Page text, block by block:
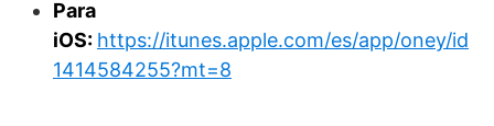
Para
iOS: https://itunes.apple.com/es/app/oney/id
1414584255?mt=8